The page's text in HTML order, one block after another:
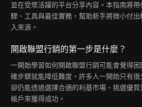
並在受眾活躍的平台分享內容。本指南將
驟、工具與最佳實務，幫助新手將微小付
入來源。
開啟聯盟行銷的第一步是什麼？
一開始學習如何開啟聯盟行銷可能會覺得
確步驟就能降低難度。許多人一開始只有很
卻仍能透過選擇合適的利基市場、挑選優
帳戶來獲得成功。